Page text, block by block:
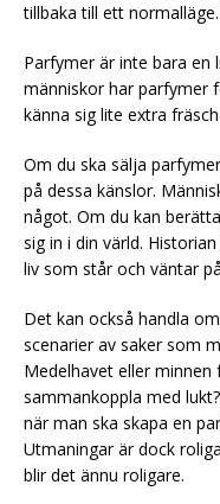
tillbaka till ett
Parfymer är inte bara en
människor har parfymer
känna sig lite extra
Om du ska sälja
på dessa känslor.
något. Om du kan
sig in i din värld.
liv som står och väntar
Det kan också handla
scenarier av saker som
Medelhavet eller
sammankoppla med
när man ska skapa en
Utmaningar är dock
blir det ännu roligare.